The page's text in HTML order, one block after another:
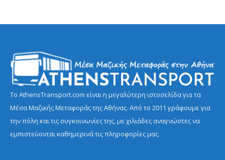
Το AthensTransport.com είναι η μεγαλύτερη ιστοσελίδα για τα
Μέσα Μαζικής Μεταφοράς της Αθήνας. Από το 2011 γράφουμε για
την πόλη και τις συγκοινωνίες της, με χιλιάδες αναγνώστες να
εμπιστεύονται καθημερινά τις πληροφορίες μας.